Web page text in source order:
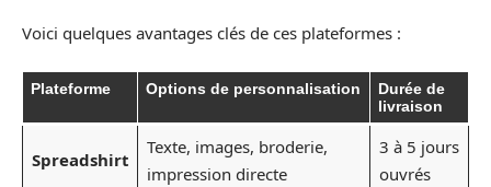
Voici quelques avantages clés de ces plateformes :
Plateforme Options de personnalisation
Durée de
livraison
Spreadshirt
Texte, images, broderie,
impression directe
3 à 5 jours
ouvrés